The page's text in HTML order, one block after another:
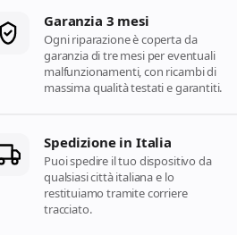
Garanzia 3 mesi
Ogni riparazione è coperta da
garanzia di tre mesi per eventuali
malfunzionamenti, con ricambi di
massima qualità testati e garantiti.
Spedizione in Italia
Puoi spedire il tuo dispositivo da
qualsiasi città italiana e lo
restituiamo tramite corriere
tracciato.